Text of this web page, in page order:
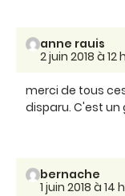
anne rauis
2 juin 2018 à 12
merci de tous
disparu. C'est un
bernache
1 juin 2018 à 14